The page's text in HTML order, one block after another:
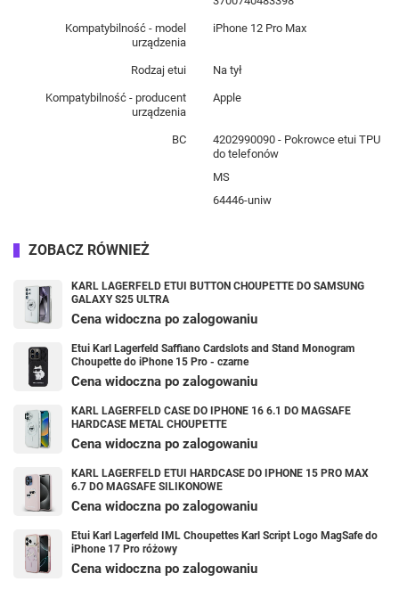
Kompatybilność - model
urządzenia
iPhone 12 Pro Max
Rodzaj etui Na tył
Kompatybilność - producent
urządzenia
Apple
BC
4202990090 - Pokrowce etui TPU
do telefonów
MS
64446-uniw
ZOBACZ RÓWNIEŻ
KARL LAGERFELD ETUI BUTTON CHOUPETTE DO SAMSUNG
GALAXY S25 ULTRA
Cena widoczna po zalogowaniu
Etui Karl Lagerfeld Saffiano Cardslots and Stand Monogram
Choupette do iPhone 15 Pro - czarne
Cena widoczna po zalogowaniu
KARL LAGERFELD CASE DO IPHONE 16 6.1 DO MAGSAFE
HARDCASE METAL CHOUPETTE
Cena widoczna po zalogowaniu
KARL LAGERFELD ETUI HARDCASE DO IPHONE 15 PRO MAX
6.7 DO MAGSAFE SILIKONOWE
Cena widoczna po zalogowaniu
Etui Karl Lagerfeld IML Choupettes Karl Script Logo MagSafe do
iPhone 17 Pro różowy
Cena widoczna po zalogowaniu